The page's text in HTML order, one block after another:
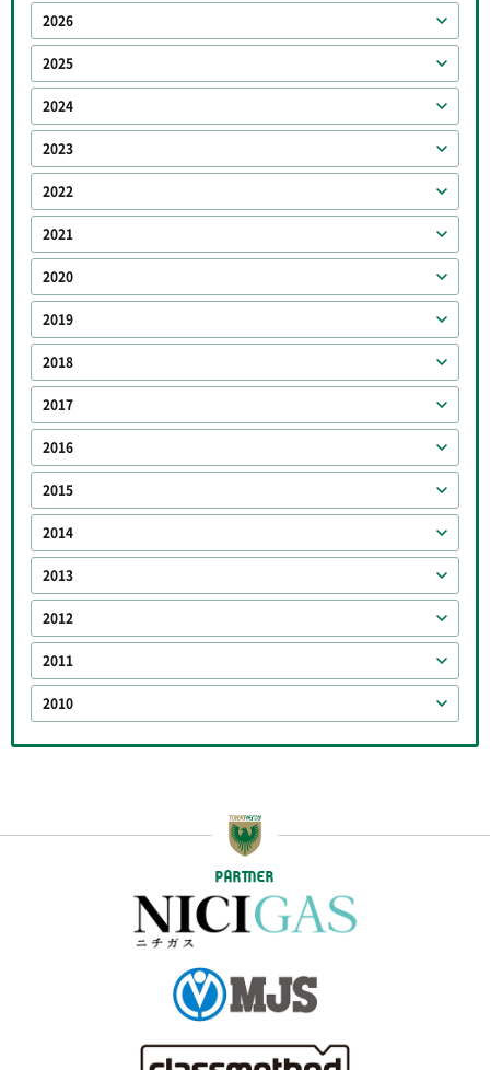
2026
2025
2024
2023
2022
2021
2020
2019
2018
2017
2016
2015
2014
2013
2012
2011
2010
PARTNER